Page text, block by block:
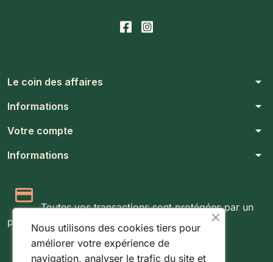
Le coin des affaires arrow_drop_down
Informations arrow_drop_down
Votre compte arrow_drop_down
Informations arrow_drop_down
Toutes vos transactions sont protégées par un
protocole SSL 256 bits.
Expédition rapide & suivie
Nous utilisons des cookies tiers pour
améliorer votre expérience de
navigation, analyser le trafic du site et